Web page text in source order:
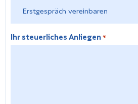
Ihr steuerliches Anliegen*